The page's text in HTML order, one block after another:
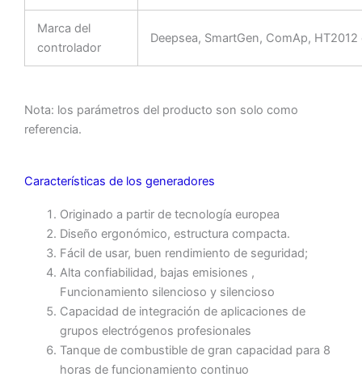
Marca del
controlador
Deepsea, SmartGen, ComAp, HT2012
Nota: los parámetros del producto son solo como
referencia.
Características de los generadores
Originado a partir de tecnología europea
Diseño ergonómico, estructura compacta.
Fácil de usar, buen rendimiento de seguridad;
Alta confiabilidad, bajas emisiones ,
Funcionamiento silencioso y silencioso
Capacidad de integración de aplicaciones de
grupos electrógenos profesionales
Tanque de combustible de gran capacidad para 8
horas de funcionamiento continuo